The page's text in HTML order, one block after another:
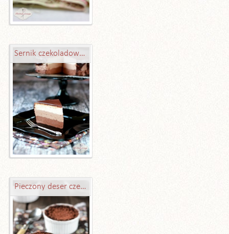
Sernik czekoladowy na zimno
Pieczony deser czekoladowy - ekspresowy